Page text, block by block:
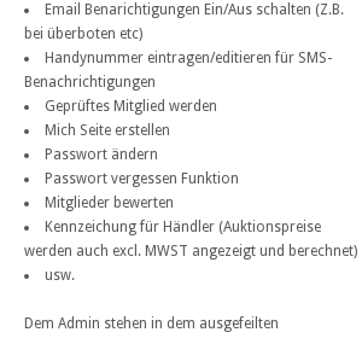
Email Benarichtigungen Ein/Aus schalten (Z.B.
bei überboten etc)
Handynummer eintragen/editieren für SMS-
Benachrichtigungen
Geprüftes Mitglied werden
Mich Seite erstellen
Passwort ändern
Passwort vergessen Funktion
Mitglieder bewerten
Kennzeichung für Händler (Auktionspreise
werden auch excl. MWST angezeigt und berechnet)
usw.
Dem Admin stehen in dem ausgefeilten